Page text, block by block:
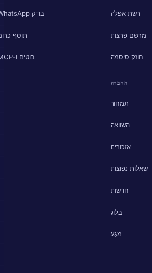
רשת אפלה
מרשם פרצות
חוזק סיסמה
בודק WhatsApp
תוסף כרום
בוטים ו-MCP
החברה
תמחור
השוואה
אזכורים
שאלות נפוצות
חדשות
בלוג
מַגָע